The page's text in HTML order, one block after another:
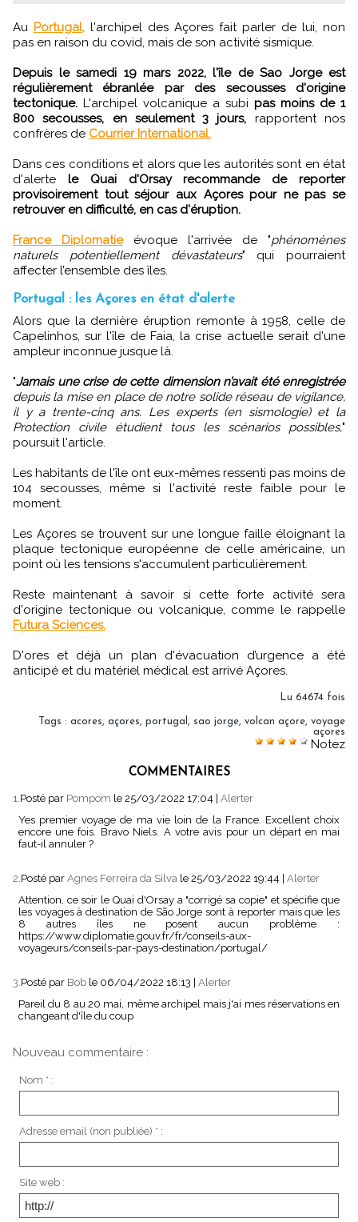
Au Portugal, l'archipel des Açores fait parler de lui, non
pas en raison du covid, mais de son activité sismique.
Depuis le samedi 19 mars 2022, l'île de Sao Jorge est
régulièrement ébranlée par des secousses d'origine
tectonique. L'archipel volcanique a subi pas moins de 1
800 secousses, en seulement 3 jours, rapportent nos
confrères de Courrier International.
Dans ces conditions et alors que les autorités sont en état
d'alerte le Quai d'Orsay recommande de reporter
provisoirement tout séjour aux Açores pour ne pas se
retrouver en difficulté, en cas d'éruption.
France Diplomatieévoque l'arrivée de "phénomènes
naturels potentiellement dévastateurs" qui pourraient
affecter l’ensemble des îles.
Portugal : les Açores en état d'alerte
Alors que la dernière éruption remonte à 1958, celle de
Capelinhos, sur l'île de Faia, la crise actuelle serait d'une
ampleur inconnue jusque là.
"Jamais une crise de cette dimension n’avait été enregistrée
depuis la mise en place de notre solide réseau de vigilance,
il y a trente-cinq ans. Les experts (en sismologie) et la
Protection civile étudient tous les scénarios possibles,"
poursuit l'article.
Les habitants de l'île ont eux-mêmes ressenti pas moins de
104 secousses, même si l'activité reste faible pour le
moment.
Les Açores se trouvent sur une longue faille éloignant la
plaque tectonique européenne de celle américaine, un
point où les tensions s'accumulent particulièrement.
Reste maintenant à savoir si cette forte activité sera
d'origine tectonique ou volcanique, comme le rappelle
Futura Sciences.
D'ores et déjà un plan d'évacuation d’urgence a été
anticipé et du matériel médical est arrivé Açores.
Lu 64674 fois
Tags : acores, açores, portugal , sao jorge, volcan açore, voyage
açores
Notez
COMMENTAIRES
1. Posté par Pompom le 25/03/2022 17:04
Alerter
Yes premier voyage de ma vie loin de la France. Excellent choix
encore une fois. Bravo Niels. A votre avis pour un départ en mai
faut-il annuler ?
2.Posté par Agnes Ferreira da Silva le 25/03/2022 19:44
Alerter
Attention, ce soir le Quai d'Orsay a "corrigé sa copie" et spécifie que
les voyages à destination de São Jorge sont à reporter mais que les
8 autres îles ne posent aucun problème :
https://www.diplomatie.gouv.fr/fr/conseils-aux-
voyageurs/conseils-par-pays-destination/portugal/
3.Posté par Bob le 06/04/2022 18:13
Alerter
Pareil du 8 au 20 mai, même archipel mais j'ai mes réservations en
changeant d'île du coup
Nouveau commentaire :
Nom * :
Adresse email (non publiée) * :
Site web :